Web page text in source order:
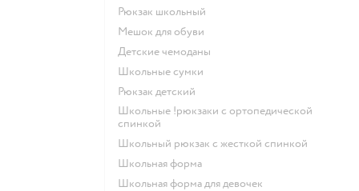
Рюкзак школьный
Мешок для обуви
Детские чемоданы
Школьные сумки
Рюкзак детский
Школьные !рюкзаки с ортопедической
спинкой
Школьный рюкзак с жесткой спинкой
Школьная форма
Школьная форма для девочек